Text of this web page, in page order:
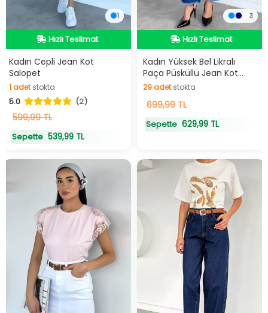
1
Hızlı Teslimat
Hızlı Teslimat
Kadın Cepli Jean Kot
Salopet
1adetstokta
1adetstokta
5.0 (2)
599,99 TL
Sepette 539,99 TL
3
Hızlı Teslimat
Hızlı Teslimat
Kadın Yüksek Bel Likralı
Paça Püsküllü Jean Kot
Pantolon
29adetstokta
29adetstokta
699,99 TL
Sepette 629,99 TL